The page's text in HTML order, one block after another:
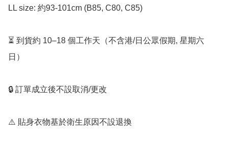
LL size: 約93-101cm (B85, C80, C85)
⏳ 到貨約 10–18 個工作天（不含港/日公眾假期, 星期六
日）
🔒 訂單成立後不設取消/更改
⚠️ 貼身衣物基於衛生原因不設退換